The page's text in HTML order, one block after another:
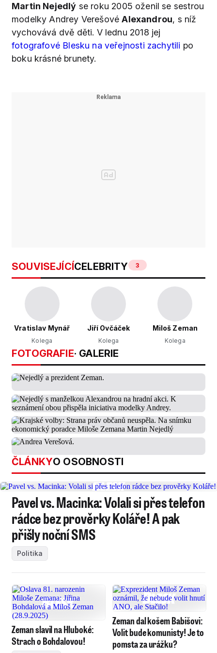
Martin Nejedlý se roku 2005 oženil se sestrou
modelky Andrey VerešovéAlexandrou, s níž
vychovává dvě děti. V lednu 2018 jej
fotografové Blesku na veřejnosti zachytili po
boku krásné brunety.
SOUVISEJÍCÍCELEBRITY 3
Vratislav Mynář
Kolega
Jiří Ovčáček
Kolega
Miloš Zeman
Kolega
FOTOGRAFIE· GALERIE
ČLÁNKYO OSOBNOSTI
Pavel vs. Macinka: Volali si přes telefon
rádce bez prověrky Koláře! A pak
přišly noční SMS
Politika
Zeman slavil na Hluboké:
Strach o Bohdalovou!
Zeman dal košem Babišovi:
Volit bude komunisty! Je to
pomsta za urážku?